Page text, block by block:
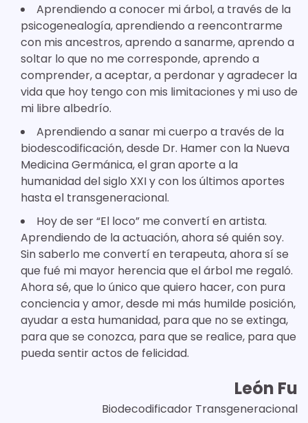
Aprendiendo a conocer mi árbol, a través de la
psicogenealogía, aprendiendo a reencontrarme
con mis ancestros, aprendo a sanarme, aprendo a
soltar lo que no me corresponde, aprendo a
comprender, a aceptar, a perdonar y agradecer la
vida que hoy tengo con mis limitaciones y mi uso de
mi libre albedrío.
Aprendiendo a sanar mi cuerpo a través de la
biodescodificación, desde Dr. Hamer con la Nueva
Medicina Germánica, el gran aporte a la
humanidad del siglo XXI y con los últimos aportes
hasta el transgeneracional.
Hoy de ser “El loco” me convertí en artista.
Aprendiendo de la actuación, ahora sé quién soy.
Sin saberlo me convertí en terapeuta, ahora sí se
que fué mi mayor herencia que el árbol me regaló.
Ahora sé, que lo único que quiero hacer, con pura
conciencia y amor, desde mi más humilde posición,
ayudar a esta humanidad, para que no se extinga,
para que se conozca, para que se realice, para que
pueda sentir actos de felicidad.
León Fu
Biodecodificador Transgeneracional